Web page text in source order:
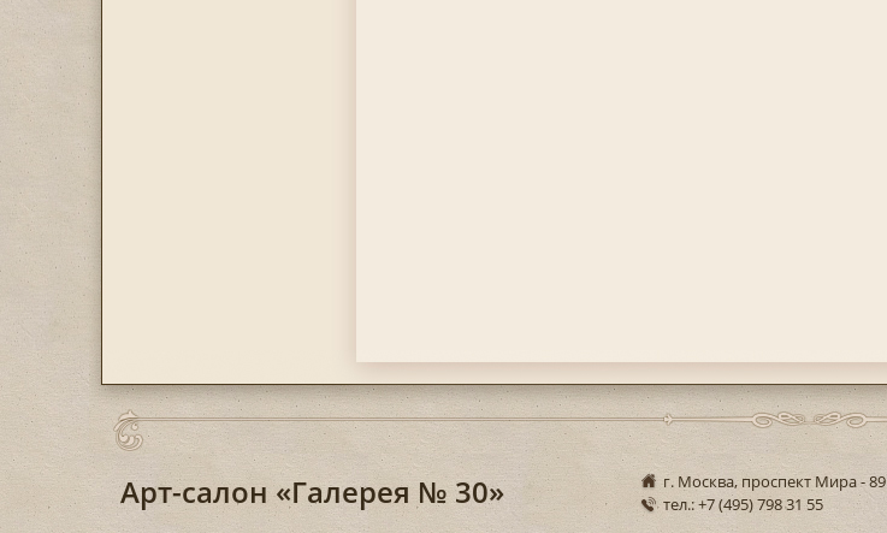
Арт-салон «Галерея № 30»
г. Москва, проспект Мира - 89
тел.: +7 (495) 798 31 55